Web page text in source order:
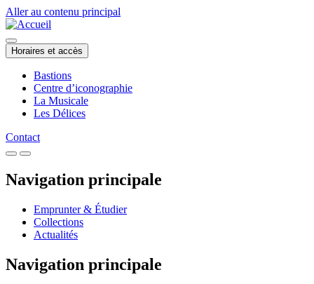
Aller au contenu principal
Horaires et accès
Bastions
Centre d’iconographie
La Musicale
Les Délices
Contact
Navigation principale
Emprunter & Étudier
Collections
Actualités
Navigation principale